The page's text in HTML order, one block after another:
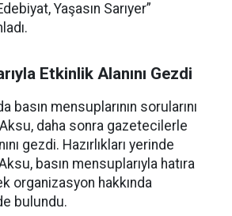
Yaşasın Sarıyer”
Etkinlik Alanını Gezdi
basın mensuplarının sorularını
daha sonra gazetecilerle
gezdi. Hazırlıkları yerinde
basın mensuplarıyla hatıra
organizasyon hakkında
bulundu.